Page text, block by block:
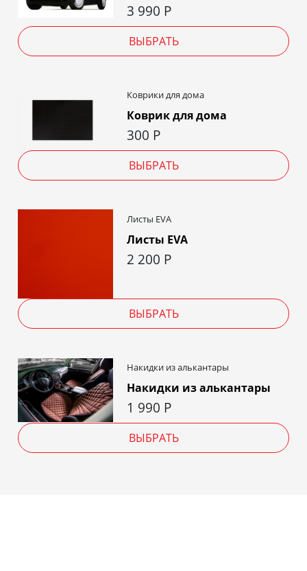
3 990 Р
ВЫБРАТЬ
Коврики для дома
Коврик для дома
300 Р
ВЫБРАТЬ
Листы EVA
Листы EVA
2 200 Р
ВЫБРАТЬ
Накидки из алькантары
Накидки из алькантары
1 990 Р
ВЫБРАТЬ